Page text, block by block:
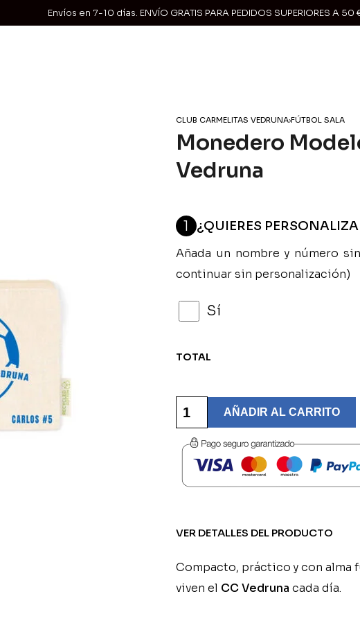
Envíos en 7-10 días. ENVÍO GRATIS PARA PEDIDOS SUPERIORES A 50
CLUB CARMELITAS VEDRUNA›FÚTBOL SALA
Monedero
Vedruna
1 ¿QUIERES
Añada un nombre y número
continuar sin personalización)
Sí
TOTAL
Monedero
Modelo
Personalizado
Vedruna
cantidad
AÑADIR AL CARRITO
VER DETALLES DEL PRODUCTO
Compacto, práctico y con alma
viven el CC Vedruna cada día.